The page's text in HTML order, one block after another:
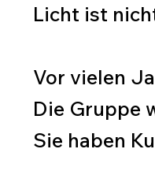
Licht ist
Vor vielen
Die Gruppe
Sie haben